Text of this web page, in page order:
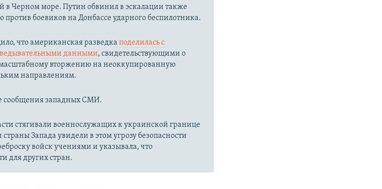
в Черном море. Путин обвинил в эскалации также
против боевиков на Донбассе ударного беспилотника.
что американская разведкаподелилась с
данными, свидетельствующими о
масштабному вторжению на неоккупированную
направлениям.
сообщения западных СМИ.
стягивали военнослужащих к украинской границе
Запада увидели в этом угрозу безопасности
войск учениями и указывала, что
для других стран.